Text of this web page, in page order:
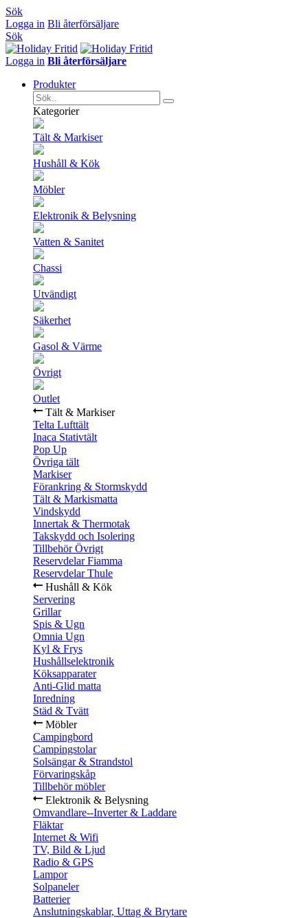
Sök
Logga in Bli återförsäljare
Sök
Logga in Bli återförsäljare
Produkter
Kategorier
Tält & Markiser
Hushåll & Kök
Möbler
Elektronik & Belysning
Vatten & Sanitet
Chassi
Utvändigt
Säkerhet
Gasol & Värme
Övrigt
Outlet
Tält & Markiser
Telta Lufttält
Inaca Stativtält
Pop Up
Övriga tält
Markiser
Förankring & Stormskydd
Tält & Markismatta
Vindskydd
Innertak & Thermotak
Takskydd och Isolering
Tillbehör Övrigt
Reservdelar Fiamma
Reservdelar Thule
Hushåll & Kök
Servering
Grillar
Spis & Ugn
Omnia Ugn
Kyl & Frys
Hushållselektronik
Köksapparater
Anti-Glid matta
Inredning
Städ & Tvätt
Möbler
Campingbord
Campingstolar
Solsängar & Strandstol
Förvaringskåp
Tillbehör möbler
Elektronik & Belysning
Omvandlare--Inverter & Laddare
Fläktar
Internet & Wifi
TV, Bild & Ljud
Radio & GPS
Lampor
Solpaneler
Batterier
Anslutningskablar, Uttag & Brytare